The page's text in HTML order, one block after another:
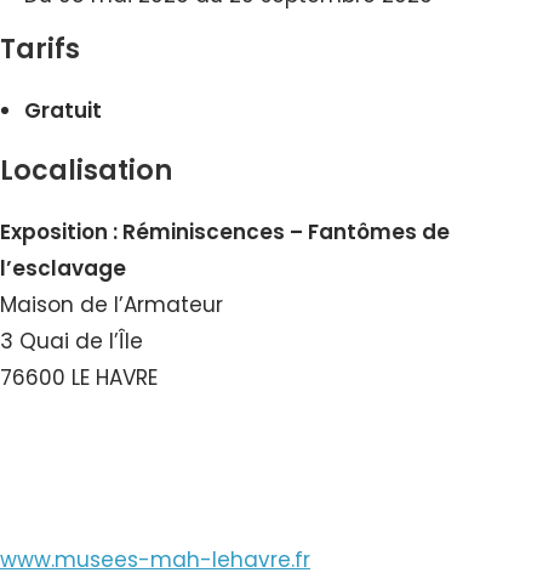
Tarifs
Gratuit
Localisation
Exposition : Réminiscences – Fantômes de
l’esclavage
Maison de l’Armateur
3 Quai de l’Île
76600 LE HAVRE
www.musees-mah-lehavre.fr